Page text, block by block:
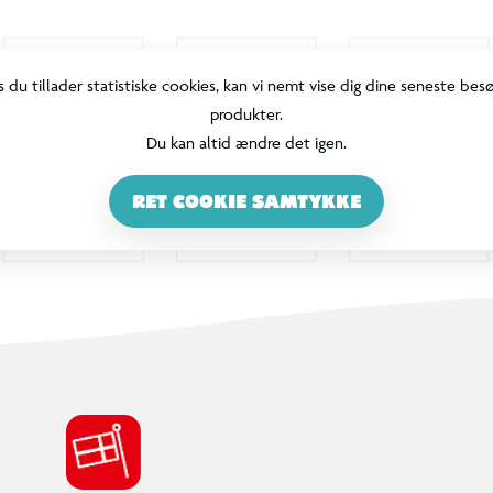
du tillader statistiske cookies, kan vi nemt vise dig dine seneste
produkter.
Du kan altid ændre det igen.
RET COOKIE SAMTYKKE